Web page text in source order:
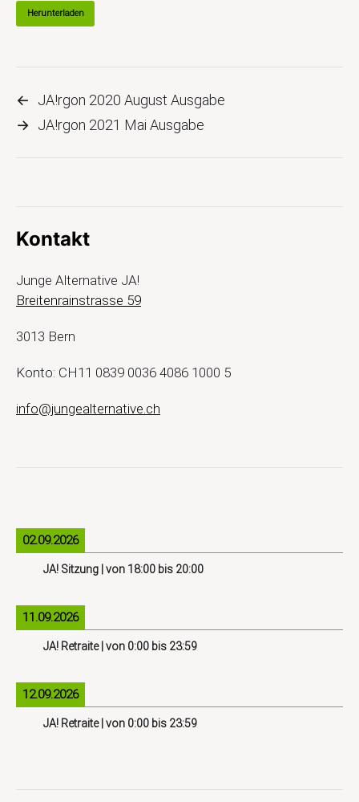
Herunterladen
←
JA!rgon 2020 August Ausgabe
→ JA!rgon 2021 Mai Ausgabe
Kontakt
Junge Alternative JA!
Breitenrainstrasse 59
3013 Bern
Konto: CH11 0839 0036 4086 1000 5
info@jungealternative.ch
02.09.2026
JA! Sitzung | von 18:00 bis 20:00
11.09.2026
JA! Retraite| von 0:00 bis 23:59
12.09.2026
JA! Retraite| von 0:00 bis 23:59